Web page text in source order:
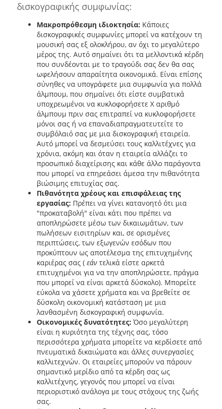
δισκογραφικής συμφωνίας:
Μακροπρόθεσμη ιδιοκτησία: Κάποιες
δισκογραφικές συμφωνίες μπορεί να κατέχουν τη
μουσική σας εξ ολοκλήρου, αν όχι το μεγαλύτερο
μέρος της. Αυτό σημαίνει ότι τα μελλοντικά κέρδη
που συνδέονται με το τραγούδι σας δεν θα σας
ωφελήσουν απαραίτητα οικονομικά. Είναι επίσης
σύνηθες να υπογράφετε μια συμφωνία για πολλά
άλμπουμ, που σημαίνει ότι είστε συμβατικά
υποχρεωμένοι να κυκλοφορήσετε Χ αριθμό
άλμπουμ πριν σας επιτραπεί να κυκλοφορήσετε
μόνοι σας ή να επαναδιαπραγματευτείτε το
συμβόλαιό σας με μια δισκογραφική εταιρεία.
Αυτό μπορεί να δεσμεύσει τους καλλιτέχνες για
χρόνια, ακόμη και όταν η εταιρεία αλλάζει το
προσωπικό διαχείρισης και κάθε άλλο παράγοντα
που μπορεί να επηρεάσει άμεσα την πιθανότητα
βιώσιμης επιτυχίας σας.
Πιθανότητα χρέους και επισφάλειας της
εργασίας: Πρέπει να γίνει κατανοητό ότι μια
"προκαταβολή" είναι κάτι που πρέπει να
αποπληρώσετε μέσω των δικαιωμάτων, των
πωλήσεων εισιτηρίων και, σε ορισμένες
περιπτώσεις, των εξωγενών εσόδων που
προκύπτουν ως αποτέλεσμα της επιτυχημένης
καριέρας σας ( εάντελικά είστε αρκετά
επιτυχημένοι για να την αποπληρώσετε, πράγμα
που μπορεί να είναι αρκετά δύσκολο). Μπορείτε
εύκολα να χάσετε χρήματα και να βρεθείτε σε
δύσκολη οικονομική κατάσταση με μια
λανθασμένη δισκογραφική συμφωνία.
Οικονομικές δυνατότητες: Όσο μεγαλύτερη
είναι η κυριότητα της τέχνης σας, τόσο
περισσότερα χρήματα μπορείτε να κερδίσετε από
πνευματικά δικαιώματα και άλλες συνεργασίες
καλλιτεχνών. Οι εταιρείες μπορούν να πάρουν
σημαντικό μερίδιο από τα κέρδη σας ως
καλλιτέχνης, γεγονός που μπορεί να είναι
περιοριστικό ανάλογα με τους στόχους της ζωής
σας.